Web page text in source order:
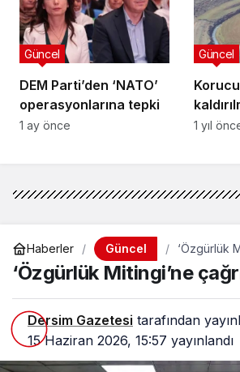
DEM Parti’den ‘NATO’
operasyonlarına tepki
Güncel
1 ay önce
Güncel
1 yıl
Haberler Güncel ‘Özgürlük
‘Özgürlük Mitingi’ne
Dersim Gazetesi tarafından
15 Haziran 2026, 15:57 yayınlandı